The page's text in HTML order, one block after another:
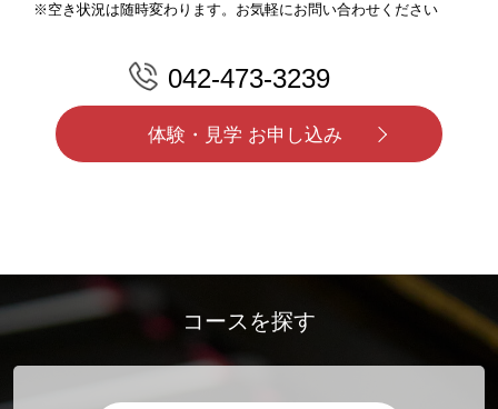
※空き状況は随時変わります。お気軽にお問い合わせください
042-473-3239
体験・見学 お申し込み
コースを探す